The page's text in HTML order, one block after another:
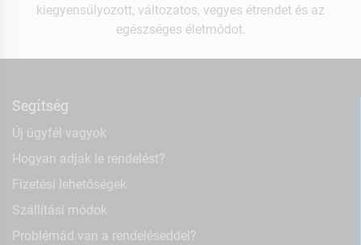
kiegyensúlyozott, változatos, vegyes étrendet és az
egészséges életmódot.
Segítség
Új ügyfél vagyok
Hogyan adjak le rendelést?
Fizetési lehetőségek
Szállítási módok
Problémád van a rendeléseddel?